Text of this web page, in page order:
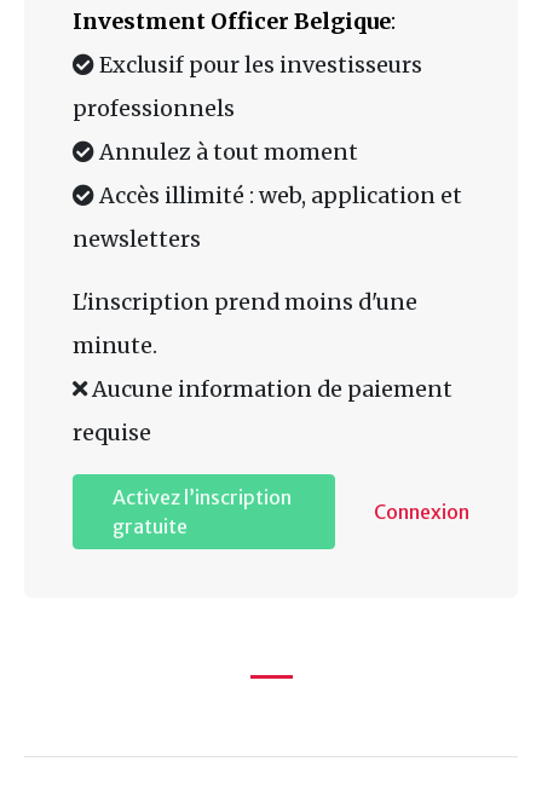
Investment Officer Belgique:
Exclusif pour les investisseurs
professionnels
Annulez à tout moment
Accès illimité : web, application et
newsletters
L'inscription prend moins d'une
minute.
Aucune information de paiement
requise
Activez l’inscription
gratuite
Connexion